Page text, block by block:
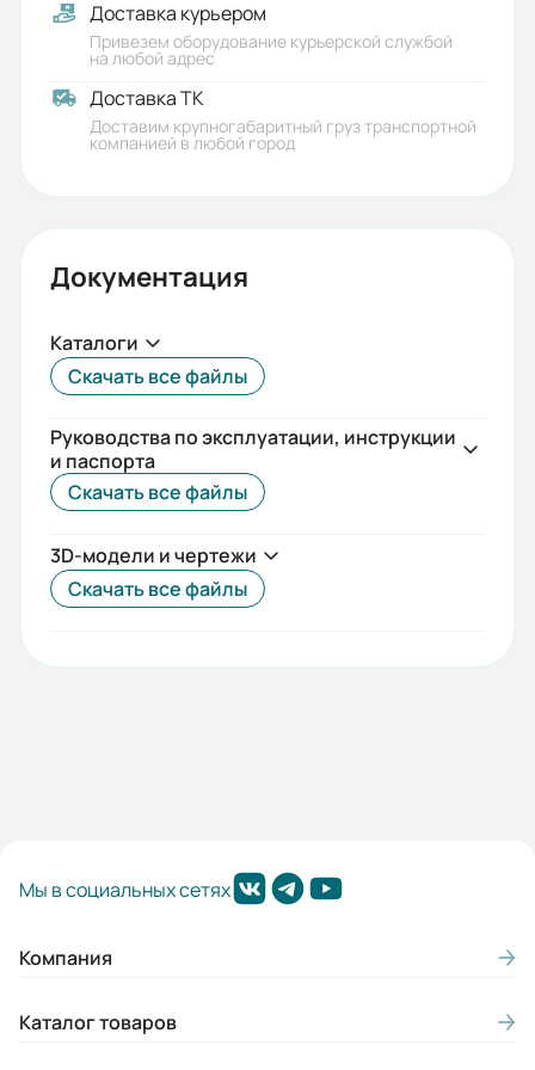
100B5
Гарантия, лет:
1
Срок службы, лет:
200
Габариты (ШхВхГ, м):
0.45x0.575x0.69
Доставка курьером
Привезем оборудование курьерской службой
на любой адрес
Доставка ТК
Доставим крупногабаритный груз транспортной
компанией в любой город
Документация
Каталоги
Скачать все файлы
Руководства по эксплуатации, инструкции
и паспорта
Скачать все файлы
3D-модели и чертежи
Скачать все файлы
Мы в социальных сетях
Компания
Каталог товаров